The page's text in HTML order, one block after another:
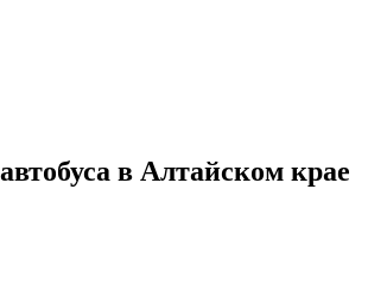
в Алтайском крае